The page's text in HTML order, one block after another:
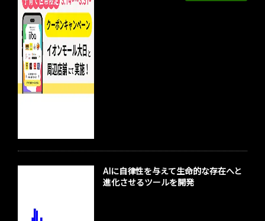
AIに自律性を与えて生命的な存在へと
進化させるツールを開発